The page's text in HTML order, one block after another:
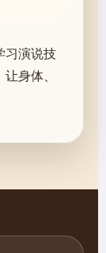
习演说技
身体、